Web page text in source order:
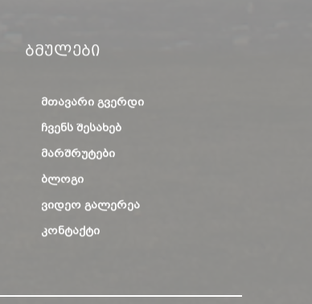
Ბმულები
ᲛᲗᲐᲕᲐᲠᲘ ᲒᲕᲔᲠᲓᲘ
ᲩᲕᲔᲜᲡ ᲨᲔᲡᲐᲮᲔᲑ
ᲛᲐᲠᲨᲠᲣᲢᲔᲑᲘ
ᲑᲚᲝᲒᲘ
ᲕᲘᲓᲔᲝ ᲒᲐᲚᲔᲠᲔᲐ
ᲙᲝᲜᲢᲐᲥᲢᲘ